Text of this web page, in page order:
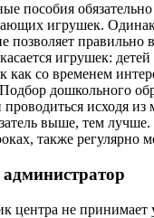
пособия
игрушек.
позволяет правильно
игрушек:
как со временем
дошкольного
исходя из
выше, тем
также регулярно
центра не принимает